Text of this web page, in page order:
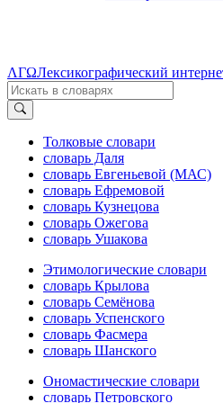
ΛΓΩЛексикографический
Толковые словари
словарь Даля
словарь Евгеньевой (МАС)
словарь Ефремовой
словарь Кузнецова
словарь Ожегова
словарь Ушакова
Этимологические словари
словарь Крылова
словарь Семёнова
словарь Успенского
словарь Фасмера
словарь Шанского
Ономастические словари
словарь Петровского